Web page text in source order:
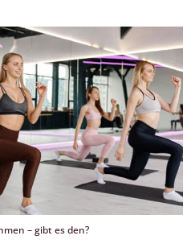
– gibt es den?